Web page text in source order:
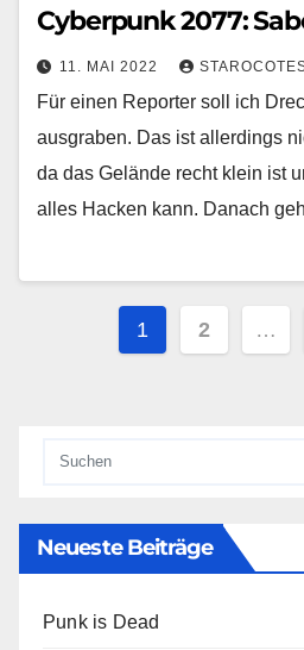
Cyberpunk 2077:
11. MAI 2022
Für einen Reporter soll ich
ausgraben. Das ist allerdings
da das Gelände recht klein ist
alles Hacken kann. Danach
1 2 …
Neueste Beiträge
Punk is Dead